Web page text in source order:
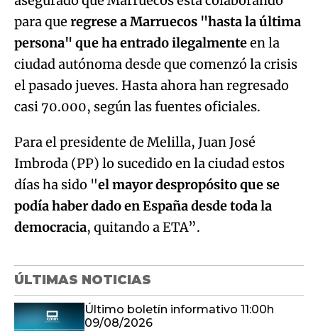
para que regrese a Marruecos "hasta la última
persona" que ha entrado ilegalmenteen la
ciudad autónoma desde que comenzó la crisis
el pasado jueves. Hasta ahora han regresado
casi 70.000, según las fuentes oficiales.
Para el presidente de Melilla, Juan José
Imbroda (PP) lo sucedido en la ciudad estos
días ha sido "el mayor despropósito que se
podía haber dado en España desde toda la
democracia, quitando a ETA”.
ÚLTIMAS NOTICIAS
Último boletín informativo 11:00h
09/08/2026